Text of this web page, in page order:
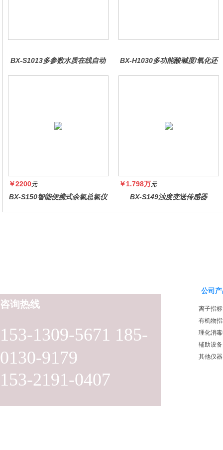
BX-S1013多参数水质在线自动
BX-H1030多功能酸碱度/氧化还
￥2200元
BX-S150智能便携式余氯总氯仪
￥1.798万元
BX-S149浊度变送传感器
153-1309-5671 185-
0130-9179
153-2191-0407
咨询热线
公司
离子指标
有机物
理化消
辅助设备
其他仪器